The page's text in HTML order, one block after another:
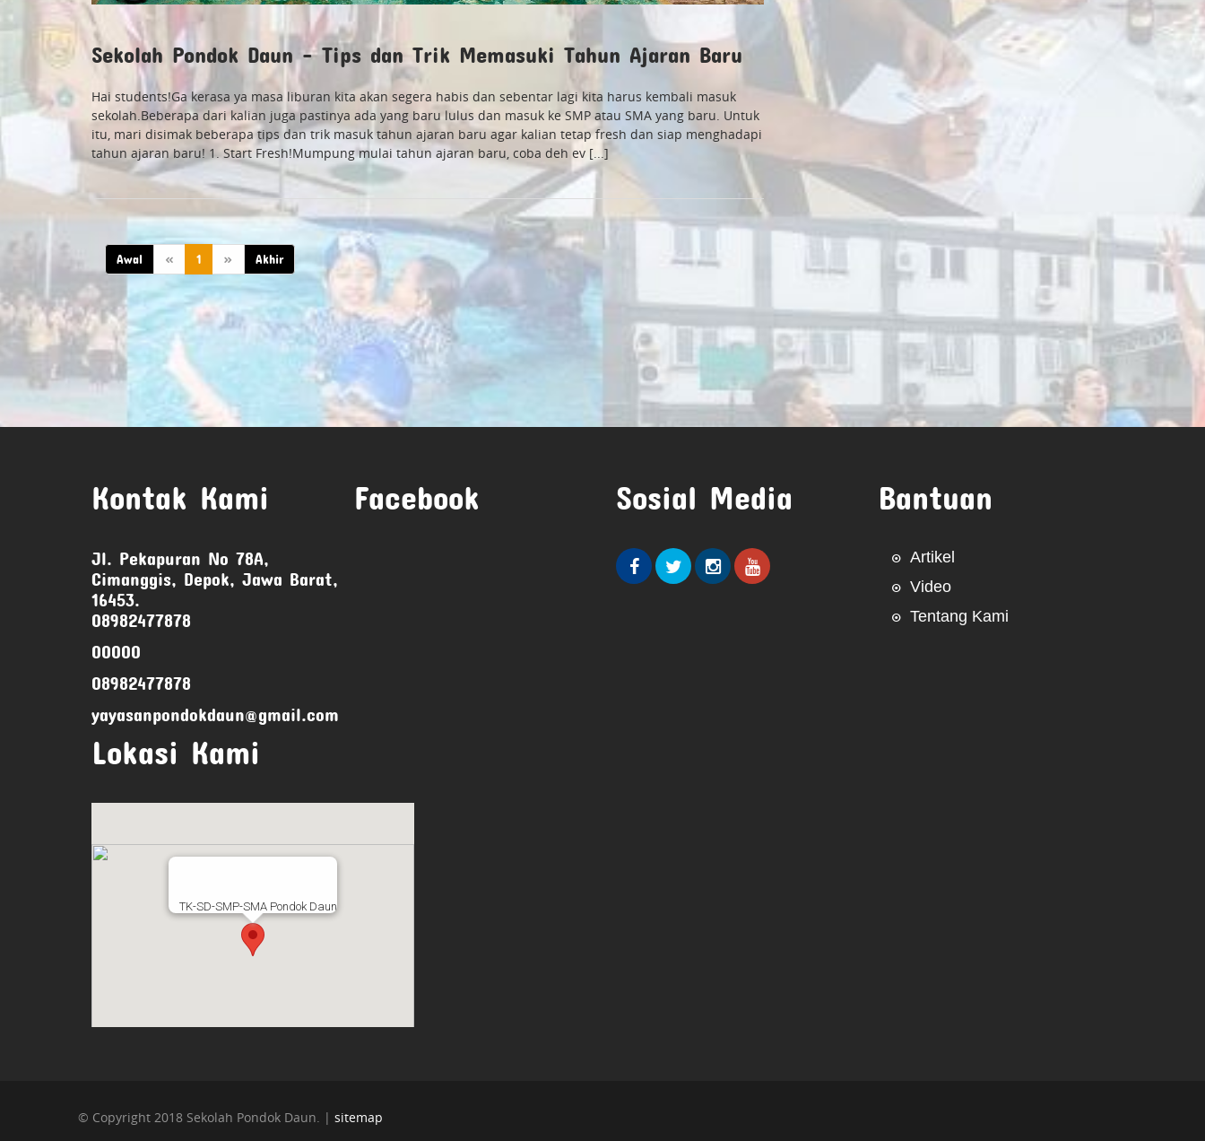
Sekolah Pondok Daun - Tips dan Trik Memasuki Tahun Ajaran Baru
Hai students!Ga kerasa ya masa liburan kita akan segera habis dan sebentar lagi kita harus kembali masuk
sekolah.Beberapa dari kalian juga pastinya ada yang baru lulus dan masuk ke SMP atau SMA yang baru. Untuk
itu, mari disimak beberapa tips dan trik masuk tahun ajaran baru agar kalian tetap fresh dan siap menghadapi
tahun ajaran baru! 1. Start Fresh!Mumpung mulai tahun ajaran baru, coba deh ev [...]
Awal « 1 » Akhir
Kontak Kami
Jl. Pekapuran No 78A,
Cimanggis, Depok, Jawa Barat,
16453.
08982477878
00000
08982477878
yayasanpondokdaun@gmail.com
Facebook Sosial Media Bantuan
Artikel
Video
Tentang Kami
Lokasi Kami
TK-SD-SMP-SMA Pondok Daun
© Copyright 2018 Sekolah Pondok Daun. | sitemap